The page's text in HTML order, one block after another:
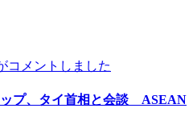
コメントしました
ップ、タイ首相と会談 ASEAN